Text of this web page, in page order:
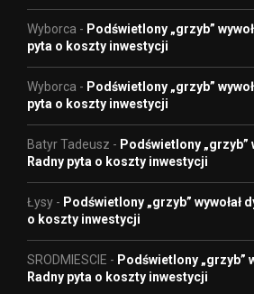
Wyborca - Podświetlony „grzyb”
pyta o koszty inwestycji
Wyborca - Podświetlony „grzyb”
pyta o koszty inwestycji
Batyr Tadeusz - Podświetlony „grzyb”
Radny pyta o koszty inwestycji
Łysy - Podświetlony „grzyb” wywołał
o koszty inwestycji
SRODMIESCIE - Podświetlony „grzyb”
Radny pyta o koszty inwestycji